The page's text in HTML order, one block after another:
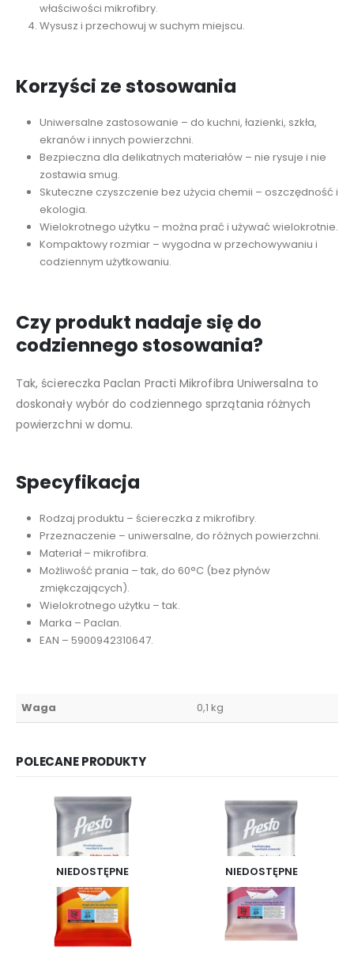
właściwości mikrofibry.
Wysusz i przechowuj w suchym miejscu.
Korzyści ze stosowania
Uniwersalne zastosowanie – do kuchni, łazienki, szkła,
ekranów i innych powierzchni.
Bezpieczna dla delikatnych materiałów – nie rysuje i nie
zostawia smug.
Skuteczne czyszczenie bez użycia chemii – oszczędność i
ekologia.
Wielokrotnego użytku – można prać i używać wielokrotnie.
Kompaktowy rozmiar – wygodna w przechowywaniu i
codziennym użytkowaniu.
Czy produkt nadaje się do
codziennego stosowania?
Tak, ściereczka Paclan Practi Mikrofibra Uniwersalna to
doskonały wybór do codziennego sprzątania różnych
powierzchni w domu.
Specyfikacja
Rodzaj produktu – ściereczka z mikrofibry.
Przeznaczenie – uniwersalne, do różnych powierzchni.
Materiał – mikrofibra.
Możliwość prania – tak, do 60°C (bez płynów
zmiękczających).
Wielokrotnego użytku – tak.
Marka – Paclan.
EAN – 5900942310647.
Waga 0,1 kg
POLECANE PRODUKTY
NIEDOSTĘPNE NIEDOSTĘPNE